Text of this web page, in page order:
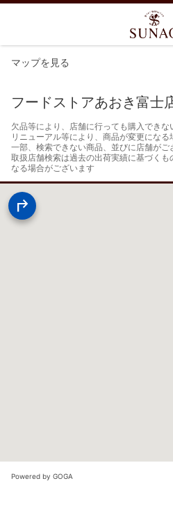
マップを見る
フードストアあおき富士
欠品等により、店舗に行っても購入できな
リニューアル等により、商品が変更になる
一部、検索できない商品、並びに店舗がご
取扱店舗検索は過去の出荷実績に基づく
なる場合がございます
Powered by GOGA